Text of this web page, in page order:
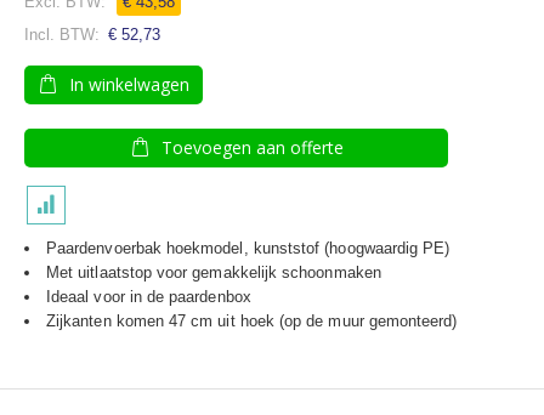
€ 52,73
In winkelwagen
Toevoegen aan offerte
Paardenvoerbak hoekmodel, kunststof (hoogwaardig PE)
Met uitlaatstop voor gemakkelijk schoonmaken
Ideaal voor in de paardenbox
Zijkanten komen 47 cm uit hoek (op de muur gemonteerd)